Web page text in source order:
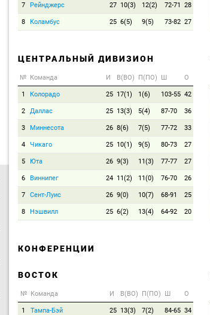
7 Рейнджерс 27 10(3) 12(2) 72-71 28
8 Коламбус 25 6(5) 9(5) 73-82 27
ЦЕНТРАЛЬНЫЙ ДИВИЗИОН
№ Команда И В(ВО) П(ПО) Ш О
1 Колорадо 25 17(1) 1(6) 103-55 42
2 Даллас 25 13(3) 5(4) 87-70 36
3 Миннесота 26 8(6) 7(5) 77-72 33
4 Чикаго 25 10(1) 9(5) 80-73 27
5 Юта 26 9(3) 11(3) 77-77 27
6 Виннипег 24 11(2) 11(0) 76-70 26
7 Сент-Луис 26 9(0) 10(7) 68-91 25
8 Нэшвилл 25 6(2) 13(4) 64-92 20
КОНФЕРЕНЦИИ
ВОСТОК
№ Команда И В(ВО) П(ПО) Ш О
1 Тампа-Бэй 25 13(3) 7(2) 84-65 34